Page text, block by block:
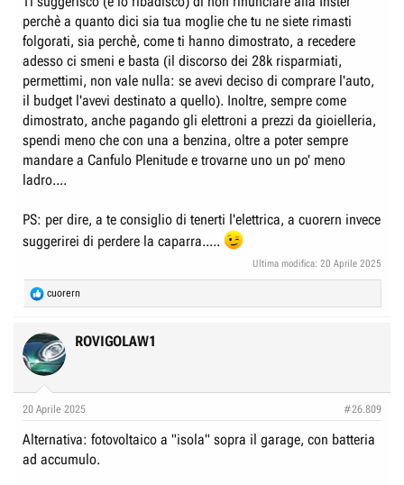
Sinceramente non capisco perché. Se mi vuoi spiegare...
perchè a quanto dici sia tua moglie che tu ne siete rimasti
folgorati, sia perchè, come ti hanno dimostrato, a recedere
adesso ci smeni e basta (il discorso dei 28k risparmiati,
permettimi, non vale nulla: se avevi deciso di comprare l'auto,
il budget l'avevi destinato a quello). Inoltre, sempre come
dimostrato, anche pagando gli elettroni a prezzi da gioielleria,
spendi meno che con una a benzina, oltre a poter sempre
mandare a Canfulo Plenitude e trovarne uno un po' meno
ladro....
PS: per dire, a te consiglio di tenerti l'elettrica, a cuorern invece
suggerirei di perdere la caparra.....
Ultima modifica: 20 Aprile 2025
R
e
c
t
i
s
cuorern
ROVIGOLAW1
20 Aprile 2025 #26.809
Alternativa: fotovoltaico a "isola" sopra il garage, con batteria
ad accumulo.